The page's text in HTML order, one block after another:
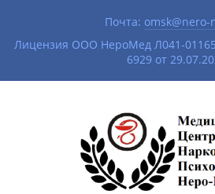
Почта: omsk@nero-
Лицензия ООО НероМед Л041-
6929 от